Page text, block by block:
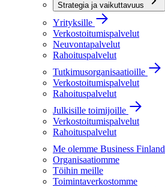
Strategia ja vaikuttavuus
Yrityksille
Verkostoitumispalvelut
Neuvontapalvelut
Rahoituspalvelut
Tutkimusorganisaatioille
Verkostoitumispalvelut
Rahoituspalvelut
Julkisille toimijoille
Verkostoitumispalvelut
Rahoituspalvelut
Me olemme Business Finland
Organisaatiomme
Töihin meille
Toimintaverkostomme